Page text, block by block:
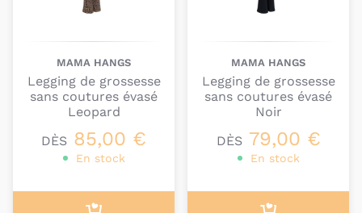
MAMA HANGS
Legging de grossesse
sans coutures évasé
Leopard
DÈS 85,00 €
En stock
MAMA HANGS
Legging de grossesse
sans coutures évasé
Noir
DÈS 79,00 €
En stock